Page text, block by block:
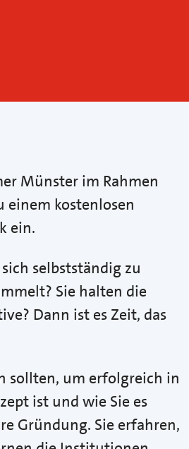
Münster im Rahmen
einem kostenlosen
ein.
selbstständig zu
Sie halten die
Dann ist es Zeit, das
sollten, um erfolgreich in
ist und wie Sie es
Gründung. Sie erfahren,